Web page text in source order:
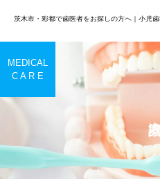
茨木市・彩都で歯医者をお探しの方へ｜小児
虫歯治療
Uncategorized
MEDICAL
C A R E